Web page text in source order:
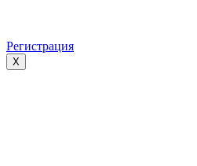
Регистрация
X